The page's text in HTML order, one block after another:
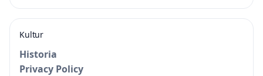
Kultur
Historia
Privacy Policy